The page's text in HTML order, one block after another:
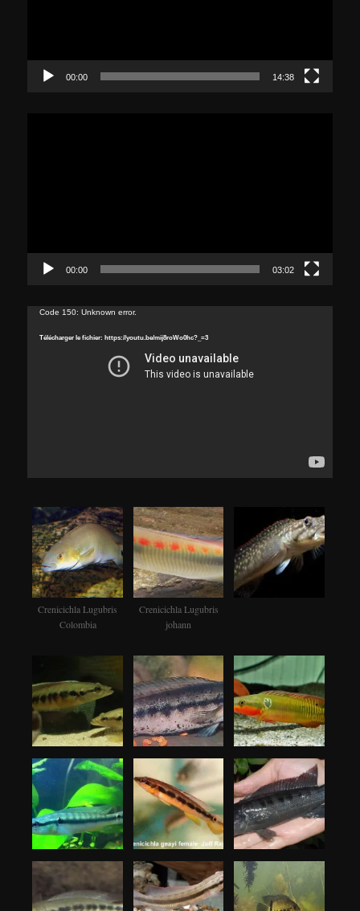
00:00 14:38
00:00 03:02
Lecteur
Code 150: Unknown error.
Télécharger le fichier: https://youtu.be/mij8roWo0hc?_=3
Crenicichla Lugubris
Colombia
Crenicichla Lugubris
johann